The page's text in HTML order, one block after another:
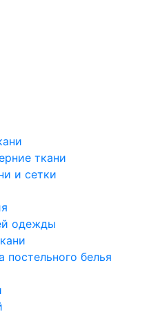
ткани
и сетки
одежды
белья